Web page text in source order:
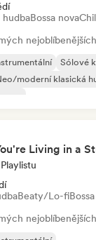
hudbaBossa nova
Sólové
moderní klasická
Beaty/Lo-fi